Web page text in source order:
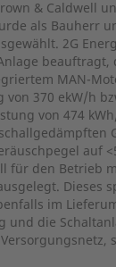
& Caldwell
als Bauherr
2G
beauftragt,
MAN-
370 ekW/h
von 474
auf
für den Betrieb
Dieses
im
und die